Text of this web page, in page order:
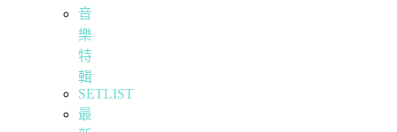
音
樂
特
輯
SETLIST
最